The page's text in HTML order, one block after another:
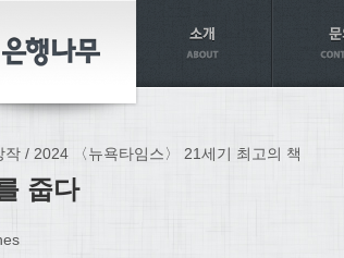
/ 2024 〈뉴욕타임스〉 21세기 최고의 책
줍다